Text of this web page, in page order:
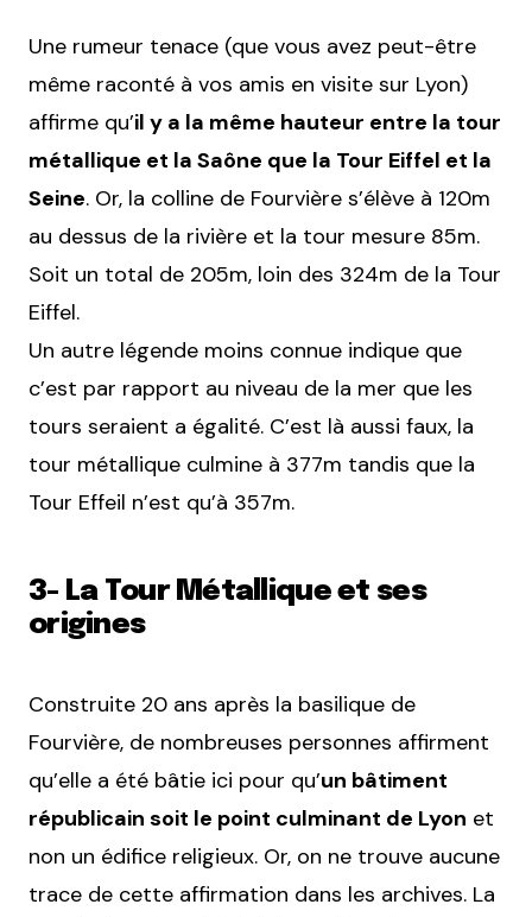
Une rumeur tenace (que vous avez peut-être
même raconté à vos amis en visite sur Lyon)
affirme qu’il y a la même hauteur entre la tour
métallique et la Saône que la Tour Eiffel et la
Seine. Or, la colline de Fourvière s’élève à 120m
au dessus de la rivière et la tour mesure 85m.
Soit un total de 205m, loin des 324m de la Tour
Eiffel.
Un autre légende moins connue indique que
c’est par rapport au niveau de la mer que les
tours seraient a égalité. C’est là aussi faux, la
tour métallique culmine à 377m tandis que la
Tour Effeil n’est qu’à 357m.
3- La Tour Métallique et ses
origines
Construite 20 ans après la basilique de
Fourvière, de nombreuses personnes affirment
qu’elle a été bâtie ici pour qu’un bâtiment
républicain soit le point culminant de Lyon et
non un édifice religieux. Or, on ne trouve aucune
trace de cette affirmation dans les archives. La